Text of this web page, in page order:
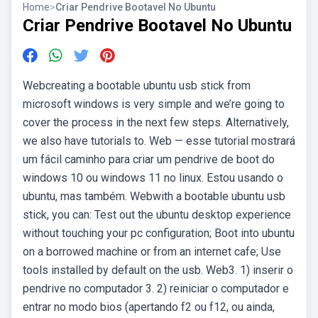
Home>Criar Pendrive Bootavel No Ubuntu
Criar Pendrive Bootavel No Ubuntu
Webcreating a bootable ubuntu usb stick from
microsoft windows is very simple and we’re going to
cover the process in the next few steps. Alternatively,
we also have tutorials to. Web — esse tutorial mostrará
um fácil caminho para criar um pendrive de boot do
windows 10 ou windows 11 no linux. Estou usando o
ubuntu, mas também. Webwith a bootable ubuntu usb
stick, you can: Test out the ubuntu desktop experience
without touching your pc configuration; Boot into ubuntu
on a borrowed machine or from an internet cafe; Use
tools installed by default on the usb. Web3. 1) inserir o
pendrive no computador 3. 2) reiniciar o computador e
entrar no modo bios (apertando f2 ou f12, ou ainda,